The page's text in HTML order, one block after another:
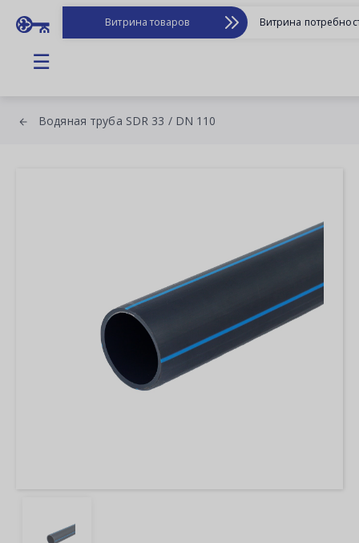
Витрина товаров Витрина
☰
Водяная труба SDR 33 / DN 110